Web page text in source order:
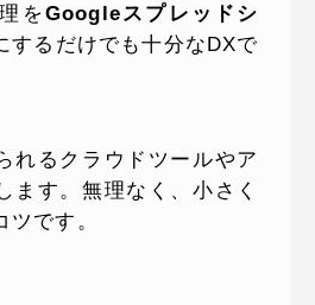
をGoogleスプレッドシ
するだけでも十分なDXで
れるクラウドツールやア
ます。無理なく、小さく
です。